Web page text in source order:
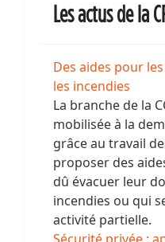
Les actus de la
Des aides pour
les incendies
La branche de la
mobilisée à la
grâce au travail
proposer des
dû évacuer leur
incendies ou qui
activité partielle.